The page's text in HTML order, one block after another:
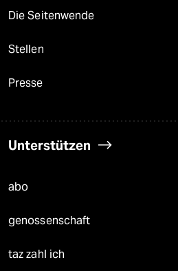
Die Seitenwende
Stellen
Presse
Unterstützen
abo
genossenschaft
taz zahl ich